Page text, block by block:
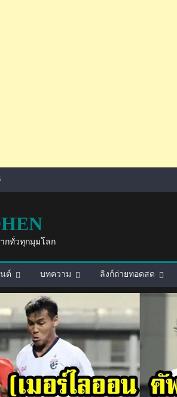
กทั่วทุกมุมโลก
ต์ บทความ ลิงก์ถ่ายทอดสด